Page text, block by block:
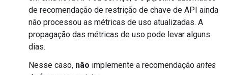
de recomendação de restrição de chave de API ainda
não processou as métricas de uso atualizadas. A
propagação das métricas de uso pode levar alguns
dias.
Nesse caso, não implemente a recomendação antes